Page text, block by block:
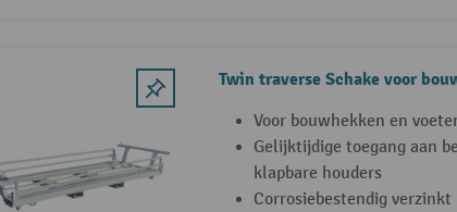
Twin traverse Schake voor
Voor bouwhekken en
Gelijktijdige toegang aan
klapbare houders
Corrosiebestendig verzinkt